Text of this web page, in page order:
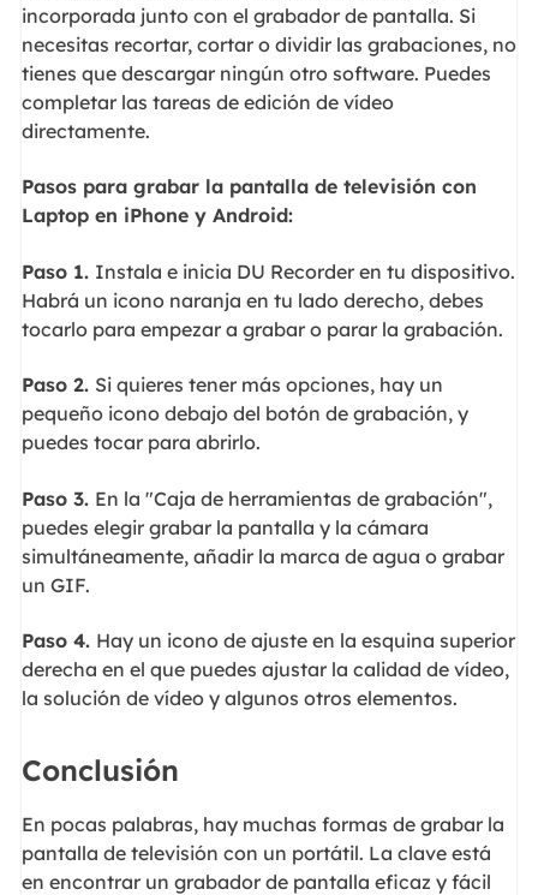
incorporada junto con el grabador de pantalla. Si
necesitas recortar, cortar o dividir las grabaciones, no
tienes que descargar ningún otro software. Puedes
completar las tareas de edición de vídeo
directamente.
Pasos para grabar la pantalla de televisión con
Laptop en iPhone y Android:
Paso 1. Instala e inicia DU Recorder en tu dispositivo.
Habrá un icono naranja en tu lado derecho, debes
tocarlo para empezar a grabar o parar la grabación.
Paso 2. Si quieres tener más opciones, hay un
pequeño icono debajo del botón de grabación, y
puedes tocar para abrirlo.
Paso 3. En la "Caja de herramientas de grabación",
puedes elegir grabar la pantalla y la cámara
simultáneamente, añadir la marca de agua o grabar
un GIF.
Paso 4. Hay un icono de ajuste en la esquina superior
derecha en el que puedes ajustar la calidad de vídeo,
la solución de vídeo y algunos otros elementos.
Conclusión
En pocas palabras, hay muchas formas de grabar la
pantalla de televisión con un portátil. La clave está
en encontrar un grabador de pantalla eficaz y fácil